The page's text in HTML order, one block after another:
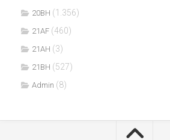
20BH (1.356)
21AF (460)
21AH (3)
21BH (527)
Admin (8)